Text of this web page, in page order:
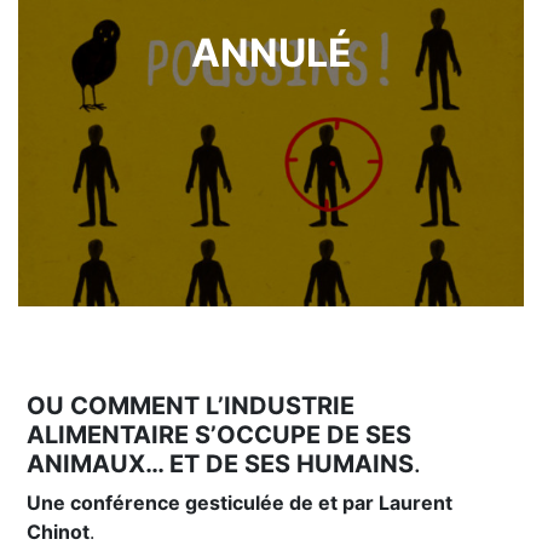
ANNULÉ
OU COMMENT L’INDUSTRIE
ALIMENTAIRE S’OCCUPE DE SES
ANIMAUX… ET DE SES HUMAINS.
Une conférence gesticulée de et par Laurent
Chinot.